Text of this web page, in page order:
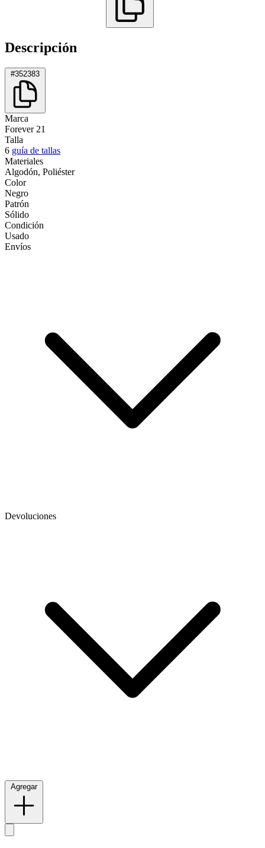
Descripción
#352383
Marca
Forever 21
Talla
6 guía de tallas
Materiales
Algodón, Poliéster
Color
Negro
Patrón
Sólido
Condición
Usado
Envíos
Devoluciones
Agregar